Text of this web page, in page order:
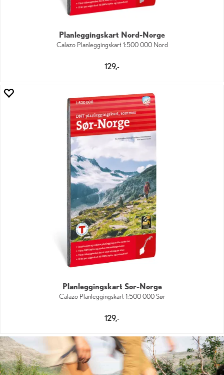
Planleggingskart Nord-Norge
Calazo Planleggingskart 1:500 000 Nord
129,-
Planleggingskart Sør-Norge
Calazo Planleggingskart 1:500 000 Sør
129,-